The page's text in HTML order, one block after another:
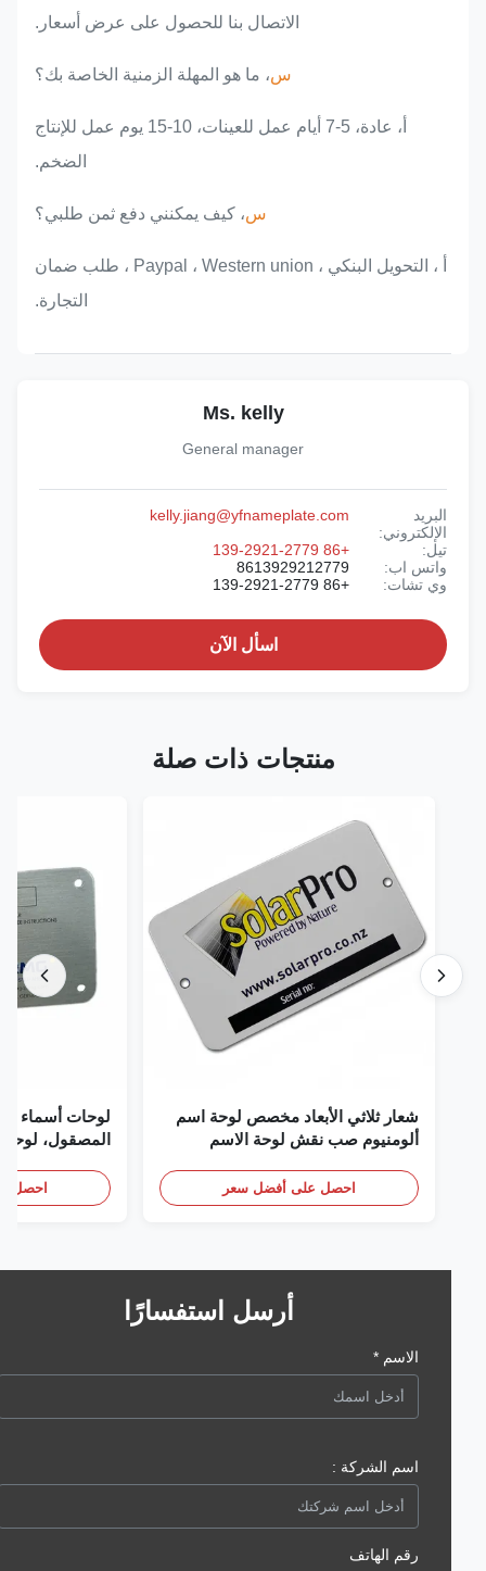
الاتصال بنا للحصول على عرض أسعار.
، ما هو المهلة الزمنية الخاصة بك؟
أ، عادة، 5-7 أيام عمل للعينات، 10-15 يوم عمل للإنتاج
الضخم.
، كيف يمكنني دفع ثمن طلبي؟
أ ، التحويل البنكي ، Paypal ، Western union ، طلب ضمان
التجارة.
Ms. kelly
General manager
الإلكتروني:
kelly.jiang@yfnameplate.com
واتس اب:
8613929212779
وي تشات:
اسأل الآن
منتجات ذات صلة
شعار ثلاثي الأبعاد مخصص لوحة اسم
ألومنيوم صب نقش لوحة الاسم
احصل على أفضل سعر
لوحات أسماء من
المصقول، لوحة
احصل على
أرسل استفسارًا
الاسم *
اسم الشركة :
رقم الهاتف